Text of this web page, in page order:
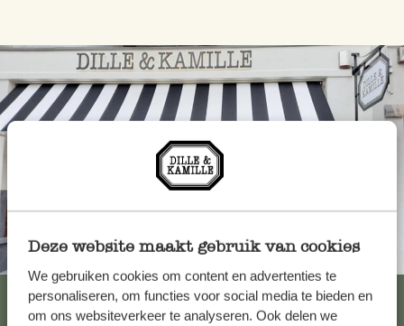
Deze website maakt gebruik van cookies
We gebruiken cookies om content en advertenties te
personaliseren, om functies voor social media te bieden en
om ons websiteverkeer te analyseren. Ook delen we
Toujours à proximité
Voir les 62 magasins